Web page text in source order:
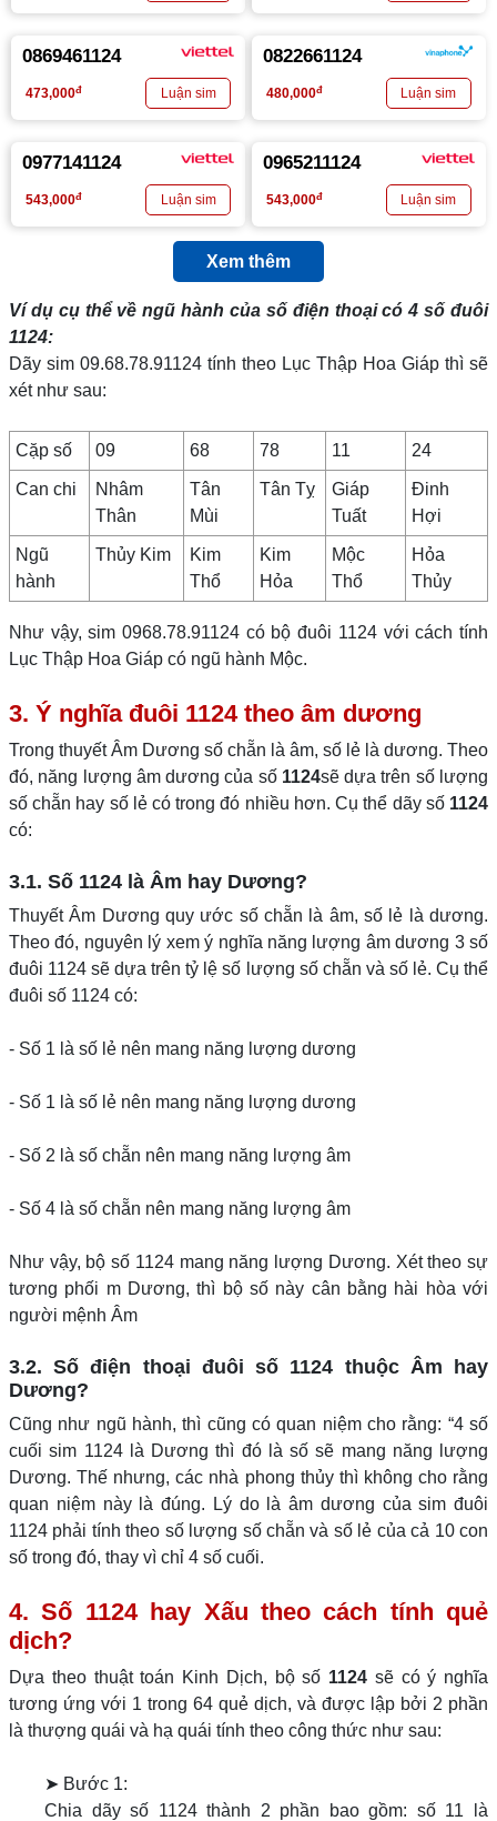
0869461124
473,000đ
0822661124
480,000đ
0977141124
543,000đ
0965211124
543,000đ
Xem thêm
Ví dụ cụ thể về ngũ hành của số điện thoại có 4 số đuôi
1124:
Dãy sim 09.68.78.91124 tính theo Lục Thập Hoa Giáp thì sẽ
xét như sau:
Cặp số 09 68 78 11 24
Can chi
Nhâm
Thân
Tân
Mùi
Tân Tỵ
Giáp
Tuất
Đinh
Hợi
Ngũ
hành
Thủy Kim
Kim
Thổ
Kim
Hỏa
Mộc
Thổ
Hỏa
Thủy
Như vậy, sim 0968.78.91124 có bộ đuôi 1124 với cách tính
Lục Thập Hoa Giáp có ngũ hành Mộc.
3. Ý nghĩa đuôi 1124 theo âm dương
Trong thuyết Âm Dương số chẵn là âm, số lẻ là dương. Theo
đó, năng lượng âm dương của số 1124sẽ dựa trên số lượng
số chẵn hay số lẻ có trong đó nhiều hơn. Cụ thể dãy số 1124
có:
3.1. Số 1124 là Âm hay Dương?
Thuyết Âm Dương quy ước số chẵn là âm, số lẻ là dương.
Theo đó, nguyên lý xem ý nghĩa năng lượng âm dương 3 số
đuôi 1124 sẽ dựa trên tỷ lệ số lượng số chẵn và số lẻ. Cụ thể
đuôi số 1124 có:
- Số 1 là số lẻ nên mang năng lượng dương
- Số 1 là số lẻ nên mang năng lượng dương
- Số 2 là số chẵn nên mang năng lượng âm
- Số 4 là số chẵn nên mang năng lượng âm
Như vậy, bộ số 1124 mang năng lượng Dương. Xét theo sự
tương phối m Dương, thì bộ số này cân bằng hài hòa với
người mệnh Âm
3.2. Số điện thoại đuôi số 1124 thuộc Âm hay
Dương?
Cũng như ngũ hành, thì cũng có quan niệm cho rằng: “4 số
cuối sim 1124 là Dương thì đó là số sẽ mang năng lượng
Dương. Thế nhưng, các nhà phong thủy thì không cho rằng
quan niệm này là đúng. Lý do là âm dương của sim đuôi
1124 phải tính theo số lượng số chẵn và số lẻ của cả 10 con
số trong đó, thay vì chỉ 4 số cuối.
4. Số 1124 hay Xấu theo cách tính quẻ
dịch?
Dựa theo thuật toán Kinh Dịch, bộ số 1124 sẽ có ý nghĩa
tương ứng với 1 trong 64 quẻ dịch, và được lập bởi 2 phần
là thượng quái và hạ quái tính theo công thức như sau:
➤ Bước 1:
Chia dãy số 1124 thành 2 phần bao gồm: số 11 là